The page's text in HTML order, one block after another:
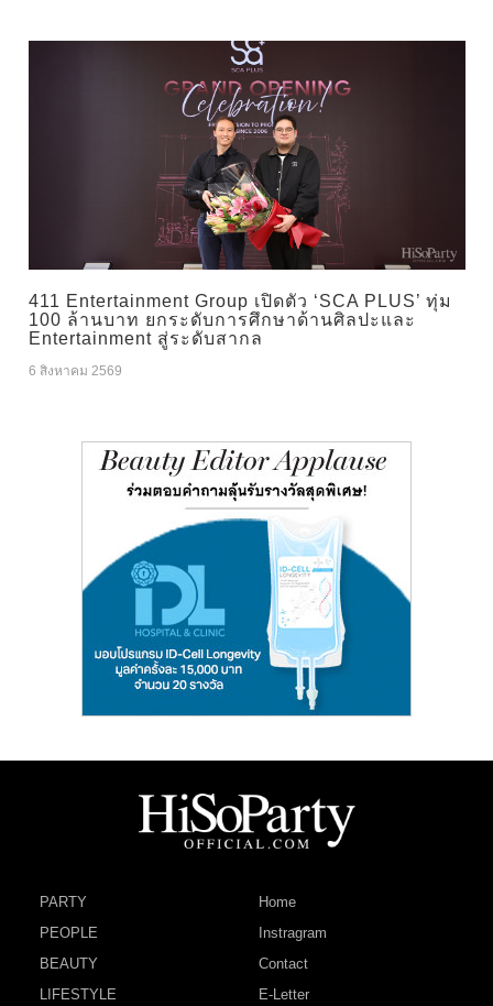
411 Entertainment Group เปิดตัว ‘SCA PLUS’ ทุ่ม
100 ล้านบาท ยกระดับการศึกษาด้านศิลปะและ
Entertainment สู่ระดับสากล
6 สิงหาคม 2569
PARTY
PEOPLE
BEAUTY
LIFESTYLE
Home
Instragram
Contact
E-Letter